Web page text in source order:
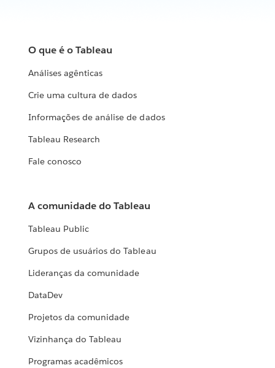
O que é o Tableau
Análises agênticas
Crie uma cultura de dados
Informações de análise de dados
Tableau Research
Fale conosco
A comunidade do Tableau
Tableau Public
Grupos de usuários do Tableau
Lideranças da comunidade
DataDev
Projetos da comunidade
Vizinhança do Tableau
Programas acadêmicos